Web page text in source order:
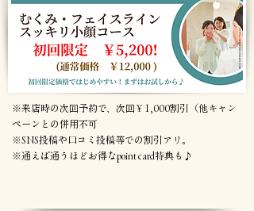
※​来店時の次回予約で、次回￥1,000割引（他キャン
ペーンとの併用不可
※SNS投稿や口コミ投稿等での割引アリ。
​※通えば通うほどお得なpoint card特典も♪